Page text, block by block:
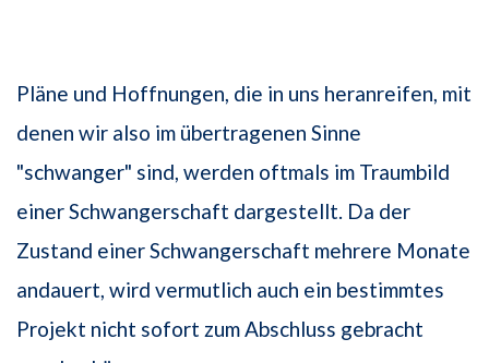
Pläne und Hoffnungen, die in uns heranreifen, mit
denen wir also im übertragenen Sinne
"schwanger" sind, werden oftmals im Traumbild
einer Schwangerschaft dargestellt. Da der
Zustand einer Schwangerschaft mehrere Monate
andauert, wird vermutlich auch ein bestimmtes
Projekt nicht sofort zum Abschluss gebracht